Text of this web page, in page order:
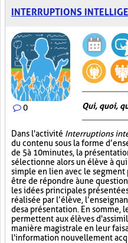
INTERRUPTIONS
0 Qui, quoi,
Dans l'activité Interruptions
du contenu sous la forme
de 5 à 10 minutes, la
sélectionne alors un élève à
simple en lien avec le
être de répondre à une
les idées principales
réalisée par l’élève,
de sa présentation. En somme,
permettent aux élèves
manière magistrale en leur
l'information nouvellement